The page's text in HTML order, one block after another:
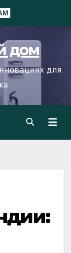
дом
для